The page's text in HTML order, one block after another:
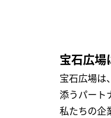
宝石広場
宝石広場は
添うパート
私たちの企